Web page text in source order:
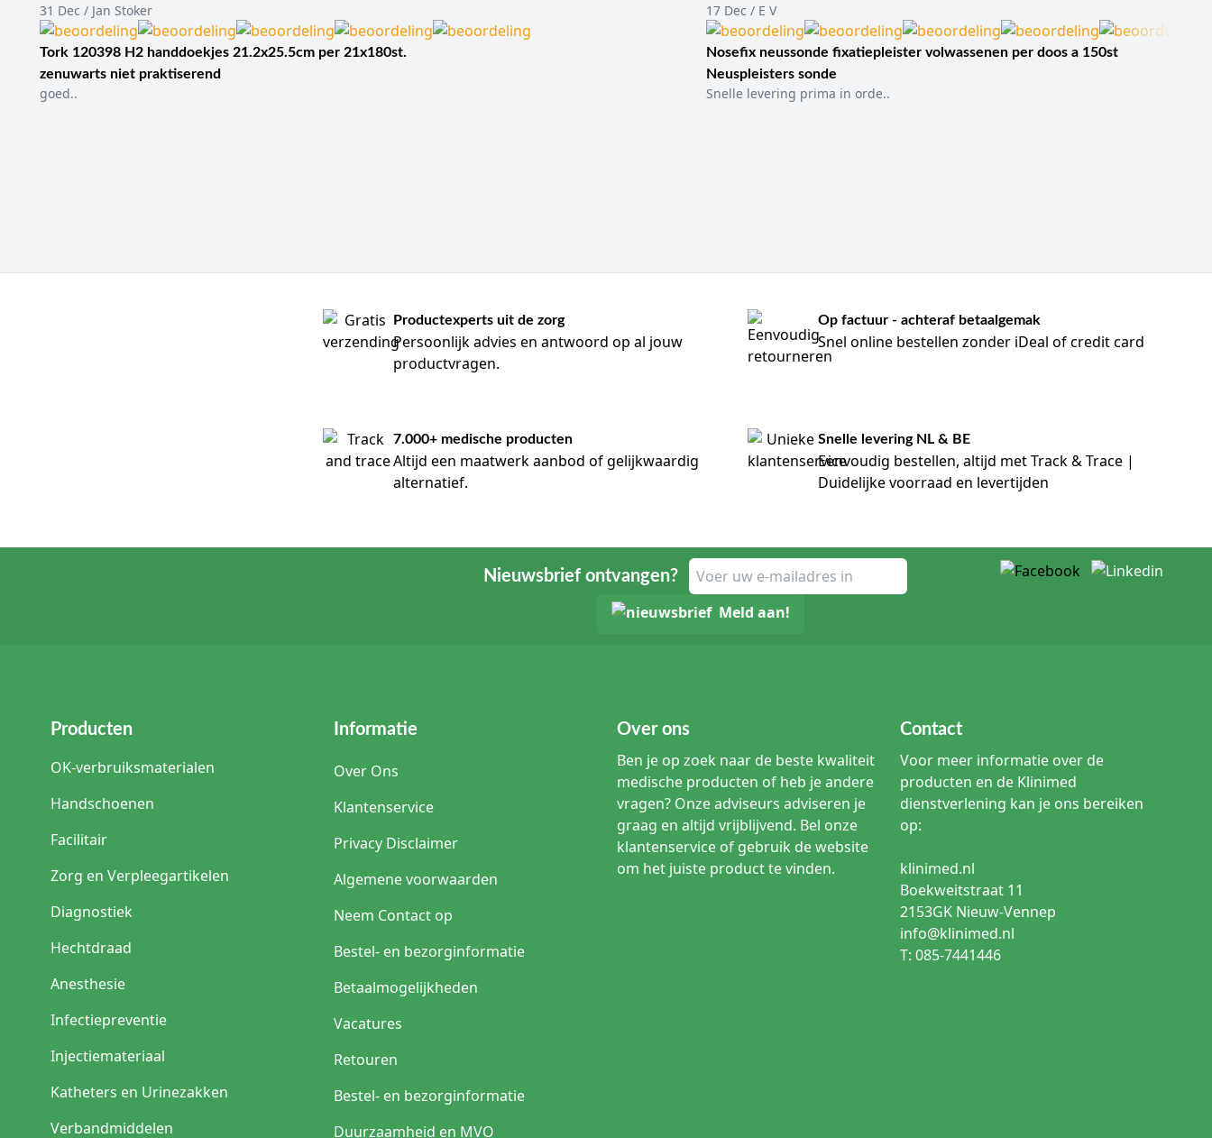
31 Dec / Jan Stoker
Tork 120398 H2 handdoekjes 21.2x25.5cm per 21x180st.
zenuwarts niet praktiserend
goed..
17 Dec / E V
Nosefix neussonde fixatiepleister volwassenen per doos a 150st
Neuspleisters sonde
Snelle levering prima in orde..
Productexperts uit de zorg
Persoonlijk advies en antwoord op al jouw
productvragen.
Op factuur - achteraf betaalgemak
Snel online bestellen zonder iDeal of credit card
7.000+ medische producten
Altijd een maatwerk aanbod of gelijkwaardig
alternatief.
Snelle levering NL & BE
Eenvoudig bestellen, altijd met Track & Trace |
Duidelijke voorraad en levertijden
Nieuwsbrief ontvangen?
Meld aan!
Producten
OK-verbruiksmaterialen
Handschoenen
Facilitair
Zorg en Verpleegartikelen
Diagnostiek
Hechtdraad
Anesthesie
Infectiepreventie
Injectiemateriaal
Katheters en Urinezakken
Verbandmiddelen
Informatie
Over Ons
Klantenservice
Privacy Disclaimer
Algemene voorwaarden
Neem Contact op
Bestel- en bezorginformatie
Betaalmogelijkheden
Vacatures
Retouren
Bestel- en bezorginformatie
Duurzaamheid en MVO
Over ons
Ben je op zoek naar de beste kwaliteit
medische producten of heb je andere
vragen? Onze adviseurs adviseren je
graag en altijd vrijblijvend. Bel onze
klantenservice of gebruik de website
om het juiste product te vinden.
Contact
Voor meer informatie over de
producten en de Klinimed
dienstverlening kan je ons bereiken
op:
klinimed.nl
Boekweitstraat 11
2153GK Nieuw-Vennep
info@klinimed.nl
T: 085-7441446